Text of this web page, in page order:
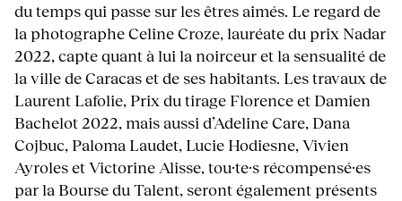
du temps qui passe sur les êtres aimés. Le regard de
la photographe Celine Croze, lauréate du prix Nadar
2022, capte quant à lui la noirceur et la sensualité de
la ville de Caracas et de ses habitants. Les travaux de
Laurent Lafolie, Prix du tirage Florence et Damien
Bachelot 2022, mais aussi d’Adeline Care, Dana
Cojbuc, Paloma Laudet, Lucie Hodiesne, Vivien
Ayroles et Victorine Alisse, tou·te·s récompensé·es
par la Bourse du Talent, seront également présents